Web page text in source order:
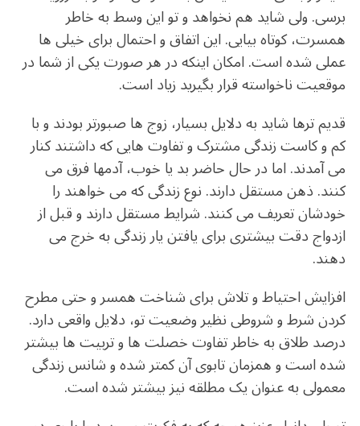
برسی. ولی شاید هم نخواهد و تو این وسط به خاطر
همسرت، کوتاه بیایی. این اتفاق و احتمال برای خیلی ها
عملی شده است. امکان اینکه در هر صورت یکی از شما در
موقعیت ناخواسته قرار بگیرید زیاد است.
قدیم ترها شاید به دلایل بسیار، زوج ها صبورتر بودند و با
کم و کاست زندگی مشترک و تفاوت هایی که داشتند کنار
می آمدند. اما در حال حاضر بد یا خوب، آدمها فرق می
کنند. ذهن مستقل دارند. نوع زندگی که می خواهند را
خودشان تعریف می کنند. شرایط مستقل دارند و قبل از
ازدواج دقت بیشتری برای یافتن یار زندگی به خرج می
دهند.
افزایش احتیاط و تلاش برای شناخت همسر و حتی مطرح
کردن شرط و شروطی نظیر وضعیت تو، دلایل واقعی دارد.
درصد طلاق به خاطر تفاوت خصلت ها و تربیت ها بیشتر
شده است و همزمان تابوی آن کمتر شده و شانس زندگی
معمولی به عنوان یک مطلقه نیز بیشتر شده است.